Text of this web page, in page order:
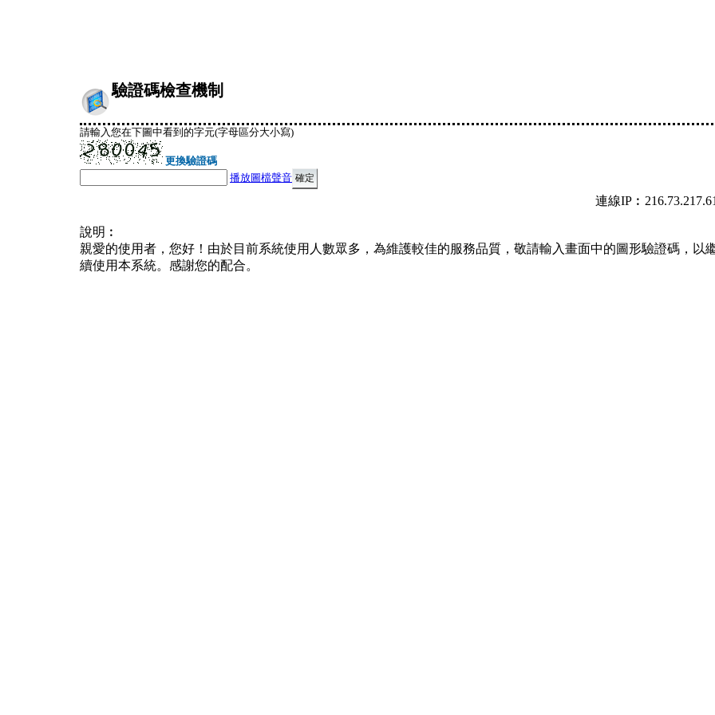
驗證碼檢查機制
請輸入您在下圖中看到的字元(字母區分大小寫)
更換驗證碼
播放圖檔聲音
連線
說明︰
親愛的使用者，您好！由於目前系統使用人數眾多，為維護較佳的服務品質，敬請輸入畫面中的圖形驗證碼，以
續使用本系統。感謝您的配合。